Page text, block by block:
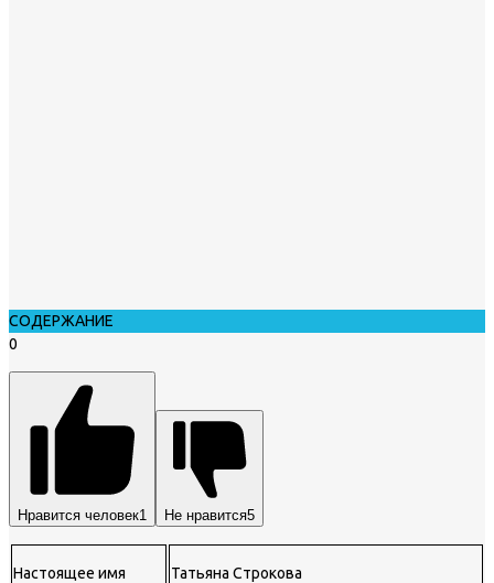
СОДЕРЖАНИЕ
0
Нравится человек1 Не нравится5
Настоящее имя Татьяна Строкова